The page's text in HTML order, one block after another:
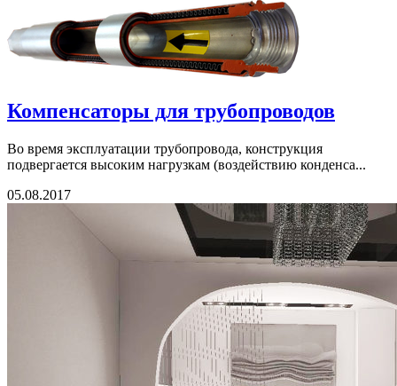
Компенсаторы для трубопроводов
Во время эксплуатации трубопровода, конструкция
подвергается высоким нагрузкам (воздействию конденса...
05.08.2017